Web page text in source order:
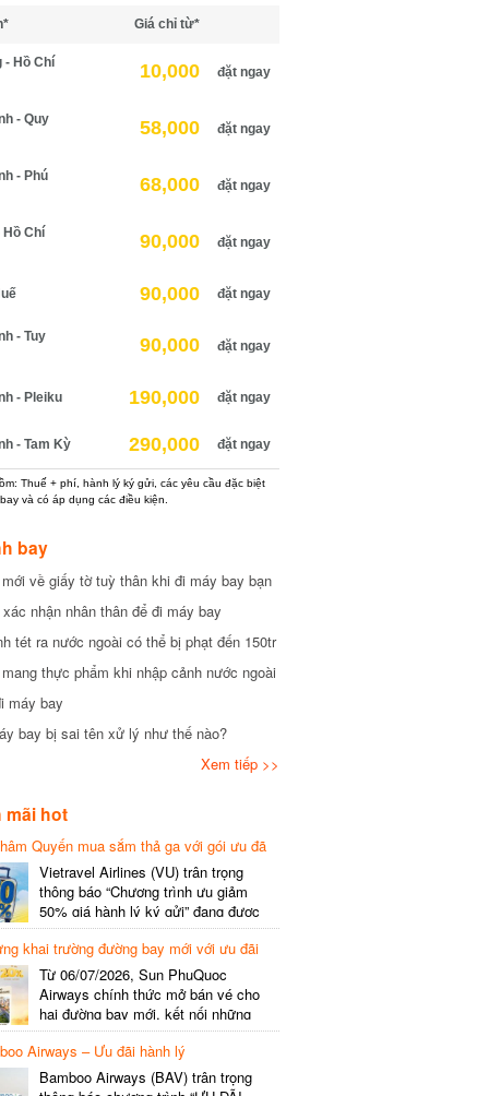
Giá chỉ từ*
Hồ Chí
10,000 đặt ngay
- Quy
58,000 đặt ngay
- Phú
68,000 đặt ngay
Chí
90,000 đặt ngay
90,000 đặt ngay
- Tuy
90,000 đặt ngay
- Pleiku 190,000 đặt ngay
- Tam Kỳ 290,000 đặt ngay
Thuế + phí, hành lý ký gửi, các yêu cầu đặc biệt
và có áp dụng các điều kiện.
bay
về giấy tờ tuỳ thân khi đi máy bay bạn
nhận nhân thân để đi máy bay
tét ra nước ngoài có thể bị phạt đến 150tr
thực phẩm khi nhập cảnh nước ngoài
bay
bay bị sai tên xử lý như thế nào?
Xem tiếp >>
hot
Quyến mua sắm thả ga với gói ưu đã
gói cước
Vietravel Airlines (VU) trân trọng
thông báo “Chương trình ưu giảm
50% giá hành lý ký gửi” đang được
triển khai cho đường bay quốc tế mới
kết nối từ TP. Hồ Chí Minh
(SGN) đi Thâm Quyến – Trung Quốc
(SZX), chi tiết như sau: LỊCH BAY
CHI TIẾT Đường bay SHCB Giờ khởi
hành Giờ đến Tần suất…
khai trường đường bay mới với ưu đãi
Từ 06/07/2026, Sun PhuQuoc
Airways chính thức mở bán vé cho
hai đường bay mới, kết nối những
điểm đến giàu trải nghiệm, giúp hành
khách khám phá vẻ đẹp thiên nhiên
và văn hóa của miền Trung Việt Nam.
Airways – Ưu đãi hành lý
Bamboo Airways (BAV) trân trọng